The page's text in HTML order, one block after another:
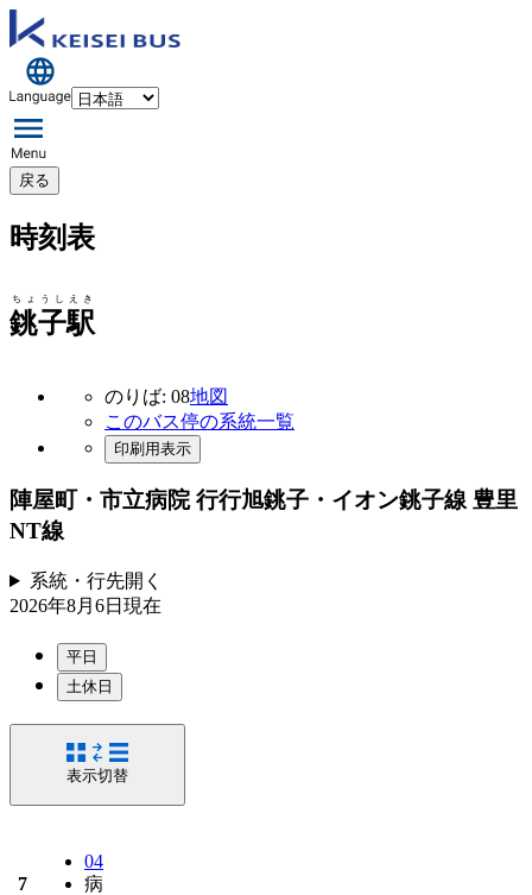
戻る
時刻表
銚子駅
ちょうしえき
のりば: 08地図
このバス停の系統一覧
印刷用表示
陣屋町・市立病院 行行旭銚子・イオン銚子線 豊里
NT線
系統・行先開く
2026年8月6日 現在
平日
土休日
表示切替
7
04
病